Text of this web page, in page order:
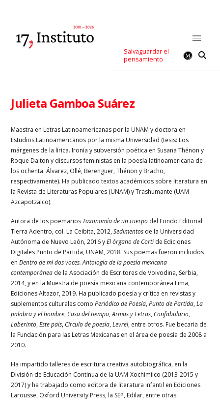
Salvaguardar el
pensamiento
Julieta Gamboa Suárez
Maestra en Letras Latinoamericanas por la UNAM y doctora en
Estudios Latinoamericanos por la misma Universidad (tesis: Los
márgenes de la lírica. Ironía y subversión poética en Susana Thénon y
Roque Dalton y discursos feministas en la poesía latinoamericana de
los ochenta. Álvarez, Ollé, Berenguer, Thénon y Bracho,
respectivamente). Ha publicado textos académicos sobre literatura en
la Revista de Literaturas Populares (UNAM) y Trashumante (UAM-
Azcapotzalco).
Autora de los poemarios Taxonomía de un cuerpo del Fondo Editorial
Tierra Adentro, col. La Ceibita, 2012,Sedimentos de la Universidad
Autónoma de Nuevo León, 2016 yEl órgano de Corti de Ediciones
Digitales Punto de Partida, UNAM, 2018. Sus poemas fueron incluidos
enDentro de mí dos voces. Antología de la poesía mexicana
contemporánea de la Asociación de Escritores de Voivodina, Serbia,
2014, y en la Muestra de poesía mexicana contemporánea Lima,
Ediciones Altazor, 2019. Ha publicado poesía y crítica en revistas y
suplementos culturales comoPeriódico de Poesía,Punto de Partida,La
palabra y el hombre, Casa del tiempo,Armas y Letras, Confabulario,
Laberinto,Este país, Círculo de poesía,Levrel, entre otros. Fue becaria de
la Fundación para las Letras Mexicanas en el área de poesía de 2008 a
2010.
Ha impartido talleres de escritura creativa autobiográfica, en la
División de Educación Continua de la UAM-Xochimilco (2013-2015 y
2017) y ha trabajado como editora de literatura infantil en Ediciones
Larousse, Oxford University Press, la SEP, Edilar, entre otras.